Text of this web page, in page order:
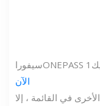
سيفوراONEPASS 1
الآن
في القائمة ، إلا